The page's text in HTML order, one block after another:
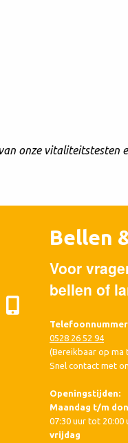
onze vitaliteitstesten
Bellen
Voor
bellen of
Telefoonnummer
0528 26 52 94
(Bereikbaar op ma
Snel contact met
Openingstijden:
Maandag t/m
07:30 uur tot 20:00
vrijdag